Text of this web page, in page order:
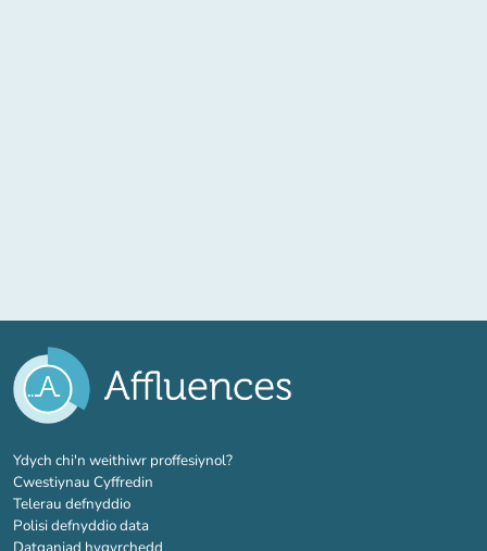
Ydych chi'n weithiwr proffesiynol?(tab newydd)
Cwestiynau Cyffredin
Telerau defnyddio
Polisi defnyddio data